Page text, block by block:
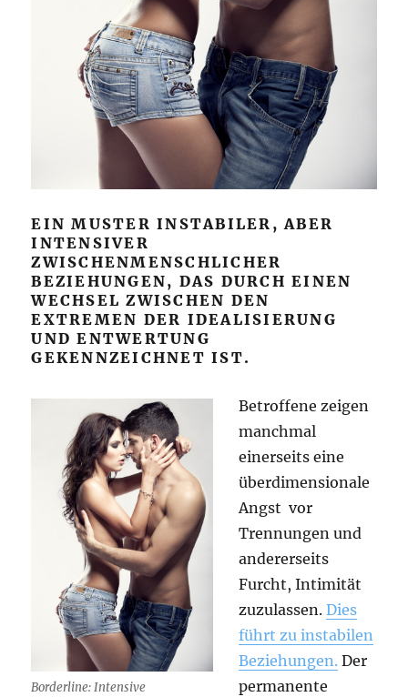
EIN MUSTER INSTABILER, ABER
INTENSIVER
ZWISCHENMENSCHLICHER
BEZIEHUNGEN, DAS DURCH EINEN
WECHSEL ZWISCHEN DEN
EXTREMEN DER IDEALISIERUNG
UND ENTWERTUNG
GEKENNZEICHNET IST.
Borderline: Intensive
Betroffene zeigen
manchmal
einerseits eine
überdimensionale
Angst vor
Trennungen und
andererseits
Furcht, Intimität
zuzulassen.Dies
führt zu instabilen
Beziehungen. Der
permanente